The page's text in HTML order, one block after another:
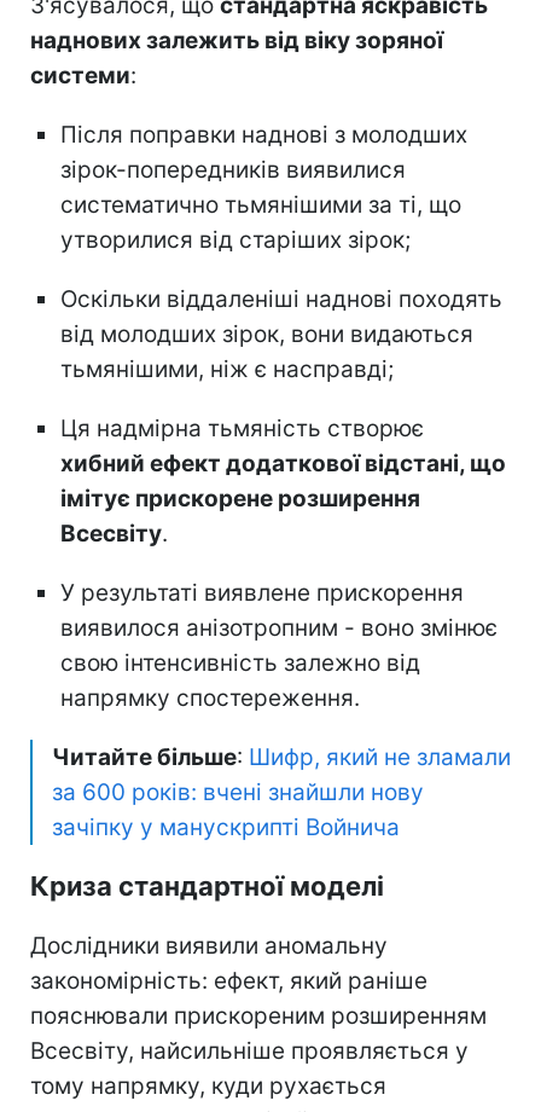
наднових залежить від віку зоряної
системи:
Після поправки наднові з молодших
зірок-попередників виявилися
систематично тьмянішими за ті, що
утворилися від старіших зірок;
Оскільки віддаленіші наднові походять
від молодших зірок, вони видаються
тьмянішими, ніж є насправді;
Ця надмірна тьмяність створює
хибний ефект додаткової відстані, що
імітує прискорене розширення
Всесвіту.
У результаті виявлене прискорення
виявилося анізотропним - воно змінює
свою інтенсивність залежно від
напрямку спостереження.
Читайте більше: Шифр, який не зламали
за 600 років: вчені знайшли нову
зачіпку у манускрипті Войнича
Криза стандартної моделі
Дослідники виявили аномальну
закономірність: ефект, який раніше
пояснювали прискореним розширенням
Всесвіту, найсильніше проявляється у
тому напрямку, куди рухається